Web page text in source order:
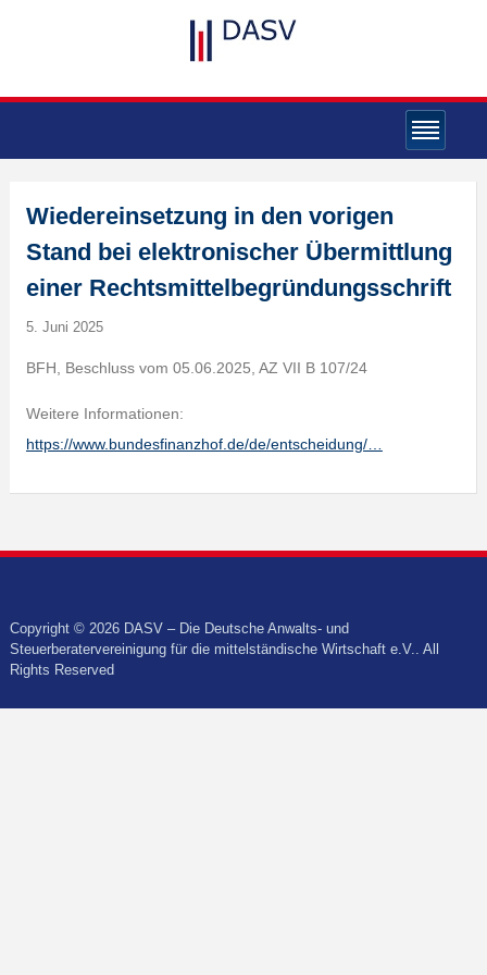
Wiedereinsetzung in den vorigen
Stand bei elektronischer Übermittlung
einer Rechtsmittelbegründungsschrift
5. Juni 2025
BFH, Beschluss vom 05.06.2025, AZ VII B 107/24
Weitere Informationen:
https://www.bundesfinanzhof.de/de/entscheidung/…
Copyright © 2026 DASV – Die Deutsche Anwalts- und
Steuerberatervereinigung für die mittelständische Wirtschaft e.V.. All
Rights Reserved